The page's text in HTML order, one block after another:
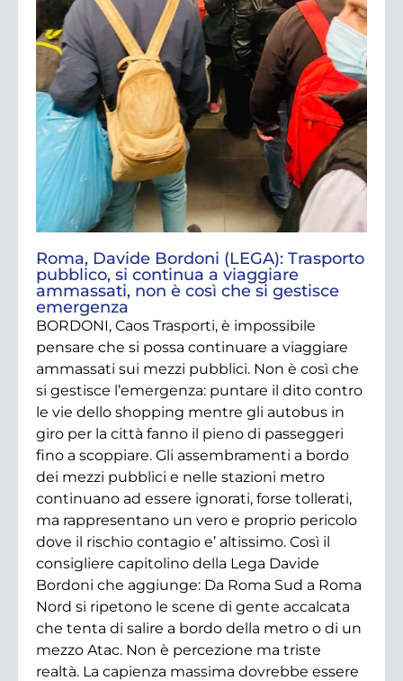
Roma, Davide Bordoni (LEGA): Trasporto
pubblico, si continua a viaggiare
ammassati, non è così che si gestisce
emergenza
BORDONI, Caos Trasporti, è impossibile
pensare che si possa continuare a viaggiare
ammassati sui mezzi pubblici. Non è così che
si gestisce l’emergenza: puntare il dito contro
le vie dello shopping mentre gli autobus in
giro per la città fanno il pieno di passeggeri
fino a scoppiare. Gli assembramenti a bordo
dei mezzi pubblici e nelle stazioni metro
continuano ad essere ignorati, forse tollerati,
ma rappresentano un vero e proprio pericolo
dove il rischio contagio e’ altissimo. Così il
consigliere capitolino della Lega Davide
Bordoni che aggiunge: Da Roma Sud a Roma
Nord si ripetono le scene di gente accalcata
che tenta di salire a bordo della metro o di un
mezzo Atac. Non è percezione ma triste
realtà. La capienza massima dovrebbe essere